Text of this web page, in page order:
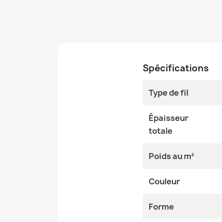
Spécifications
Type de fil
Épaisseur
totale
Poids au m²
Couleur
Forme